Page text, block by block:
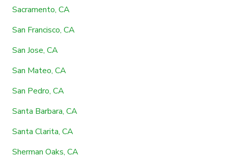
Sacramento, CA
San Francisco, CA
San Jose, CA
San Mateo, CA
San Pedro, CA
Santa Barbara, CA
Santa Clarita, CA
Sherman Oaks, CA